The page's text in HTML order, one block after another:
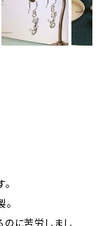
に苦労しまし